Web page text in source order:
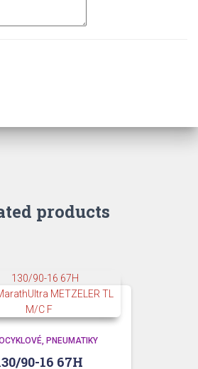
products
PNEUMATIKY
90-16 67H